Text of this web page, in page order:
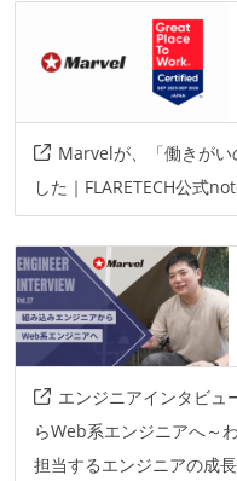
Marvelが、「働きがい
した｜FLARETECH公式
エンジニアインタビュ
らWeb系エンジニアへ～
担当するエンジニアの成